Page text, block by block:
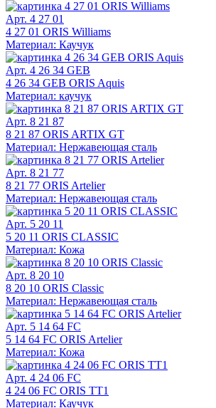
Арт. 4 27 01
4 27 01 ORIS Williams
Материал: Каучук
Арт. 4 26 34 GEB
4 26 34 GEB ORIS Aquis
Материал: каучук
Арт. 8 21 87
8 21 87 ORIS ARTIX GT
Материал: Нержавеющая сталь
Арт. 8 21 77
8 21 77 ORIS Artelier
Материал: Нержавеющая сталь
Арт. 5 20 11
5 20 11 ORIS CLASSIC
Материал: Кожа
Арт. 8 20 10
8 20 10 ORIS Classic
Материал: Нержавеющая сталь
Арт. 5 14 64 FC
5 14 64 FC ORIS Artelier
Материал: Кожа
Арт. 4 24 06 FC
4 24 06 FC ORIS TT1
Материал: Каучук